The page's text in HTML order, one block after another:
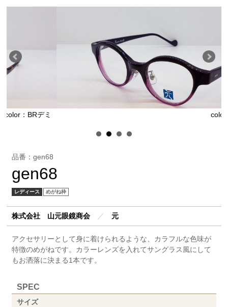
ミ color：パープル
品番：gen68
gen68
レディース めがね枠
株式会社 山元眼鏡商会 ／ 元
アクセサリーとして身に着けられるような、カラフルな色味が
特徴のめがねです。カラーレンズを入れてサングラス風にして
もお洒落に決まる1本です。
SPEC
サイズ